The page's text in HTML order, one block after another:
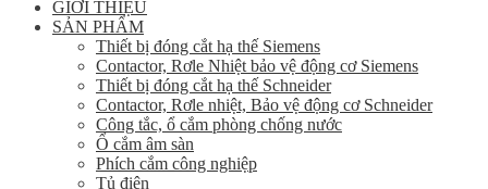
GIỚI THIỆU
SẢN PHẨM
Thiết bị đóng cắt hạ thế Siemens
Contactor, Rơle Nhiệt bảo vệ động cơ Siemens
Thiết bị đóng cắt hạ thế Schneider
Contactor, Rơle nhiệt, Bảo vệ động cơ Schneider
Công tắc, ổ cắm phòng chống nước
Ổ cắm âm sàn
Phích cắm công nghiệp
Tủ điện